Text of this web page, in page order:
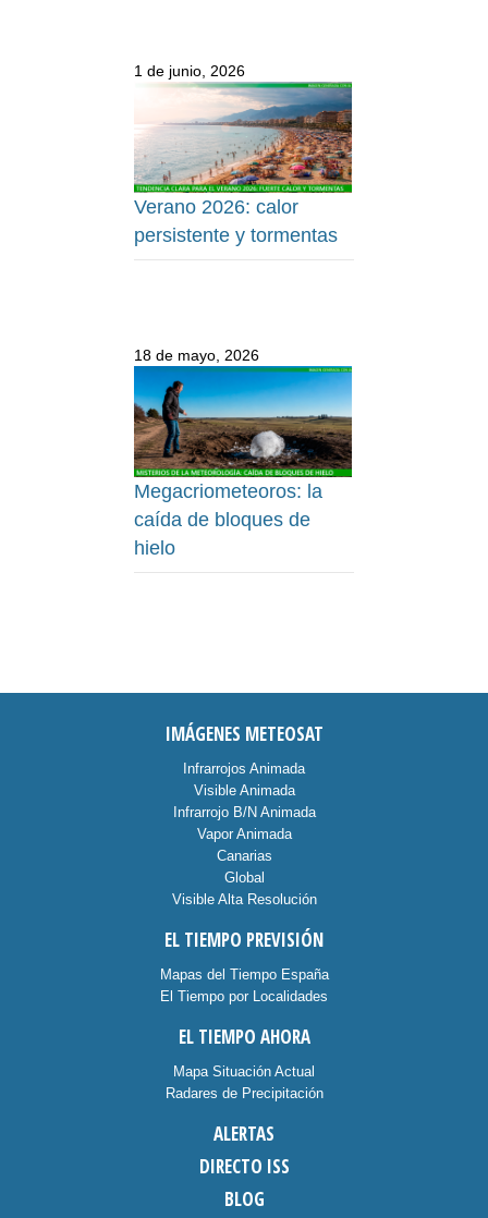
1 de junio, 2026
Verano 2026: calor
persistente y tormentas
18 de mayo, 2026
Megacriometeoros: la
caída de bloques de
hielo
IMÁGENES METEOSAT
Infrarrojos Animada
Visible Animada
Infrarrojo B/N Animada
Vapor Animada
Canarias
Global
Visible Alta Resolución
EL TIEMPO PREVISIÓN
Mapas del Tiempo España
El Tiempo por Localidades
EL TIEMPO AHORA
Mapa Situación Actual
Radares de Precipitación
ALERTAS
DIRECTO ISS
BLOG